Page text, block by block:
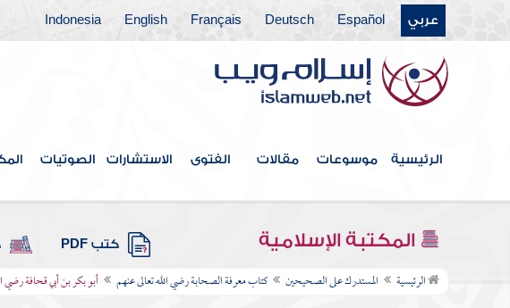
عربي Español
Deutsch
Français
English
Indonesia
الرئيسية موسوعات مقالات الفتوى الاستشارات الصوتيات
المكتبة الإسلامية كتب PDF
الرئيسية المستدرك على الصحيحين كتاب معرفة الصحابة رضي الله تعالى عنهم أبو بكر بن أبي قحافة رضي
كتاب التفسير
كتاب تواريخ المتقدمين من الأنبياء والمرسلين
ومن كتاب آيات رسول الله صلى الله عليه وآله
وسلم التي في دلائل النبوة
كتاب الهجرة الأولى إلى الحبشة
كتاب الهجرة
كتاب المغازي والسرايا
كتاب معرفة الصحابة رضي الله تعالى عنهم